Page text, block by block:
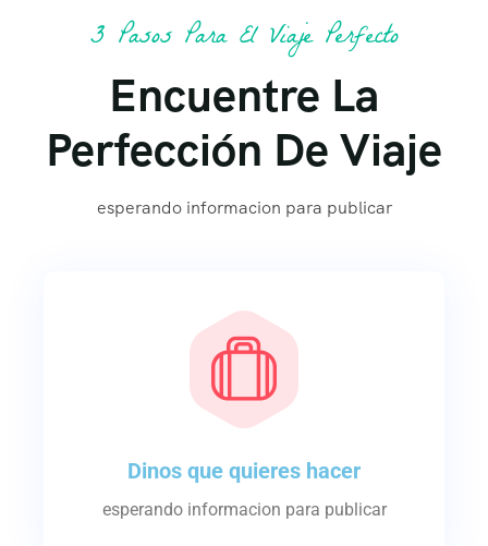
3 Pasos Para El Viaje Perfecto
Encuentre La
Perfección De Viaje
esperando informacion para publicar
Dinos que quieres hacer
esperando informacion para publicar